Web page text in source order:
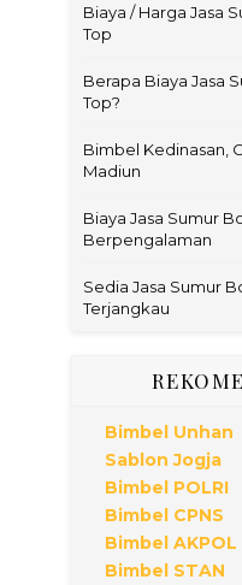
Biaya / Harga Jasa
Top
Berapa Biaya Jasa
Top?
Bimbel Kedinasan,
Madiun
Biaya Jasa Sumur
Berpengalaman
Sedia Jasa Sumur
Terjangkau
Bimbel Unhan
Sablon Jogja
Bimbel POLRI
Bimbel CPNS
Bimbel AKPOL
Bimbel STAN